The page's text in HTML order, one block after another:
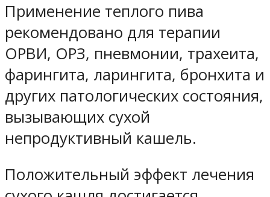
Применение теплого пива
рекомендовано для терапии
ОРВИ, ОРЗ, пневмонии, трахеита,
фарингита, ларингита, бронхита и
других патологических состояния,
вызывающих сухой
непродуктивный кашель.
Положительный эффект лечения